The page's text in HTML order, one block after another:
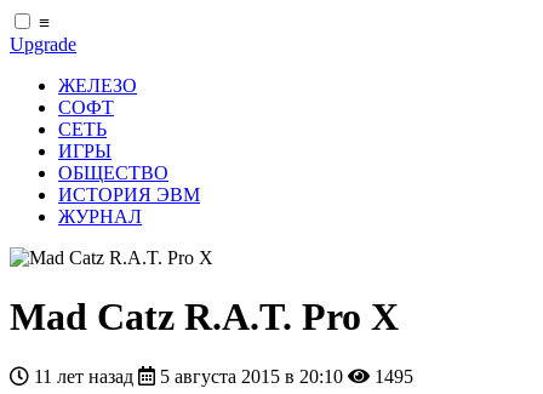
≡
Upgrade
ЖЕЛЕЗО
СОФТ
СЕТЬ
ИГРЫ
ОБЩЕСТВО
ИСТОРИЯ ЭВМ
ЖУРНАЛ
Mad Catz R.A.T. Pro X
11 лет назад 5 августа 2015 в 20:10 1495